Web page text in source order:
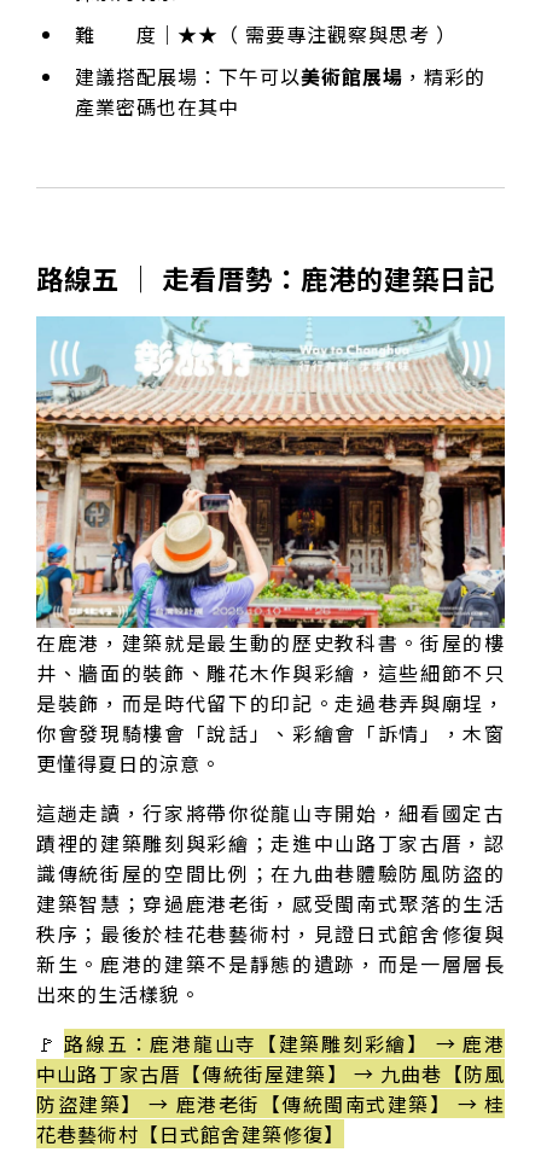
難 度｜★★（ 需要專注觀察與思考 ）
建議搭配展場：下午可以美術館展場 ，精彩的
產業密碼也在其中
路線五 │ 走看厝勢：鹿港的建築日記
在鹿港，建築就是最生動的歷史教科書。街屋的樓
井、牆面的裝飾、雕花木作與彩繪，這些細節不只
是裝飾，而是時代留下的印記。走過巷弄與廟埕，
你會發現騎樓會「說話」、彩繪會「訴情」，木窗
更懂得夏日的涼意。
這趟走讀，行家將帶你從龍山寺開始，細看國定古
蹟裡的建築雕刻與彩繪；走進中山路丁家古厝，認
識傳統街屋的空間比例；在九曲巷體驗防風防盜的
建築智慧；穿過鹿港老街，感受閩南式聚落的生活
秩序；最後於桂花巷藝術村，見證日式館舍修復與
新生。鹿港的建築不是靜態的遺跡，而是一層層長
出來的生活樣貌。
🚩路線五：鹿港龍山寺【建築雕刻彩繪】 → 鹿港
中山路丁家古厝【傳統街屋建築】 → 九曲巷【防風
防盜建築】 → 鹿港老街【傳統閩南式建築】 → 桂
花巷藝術村【日式館舍建築修復】